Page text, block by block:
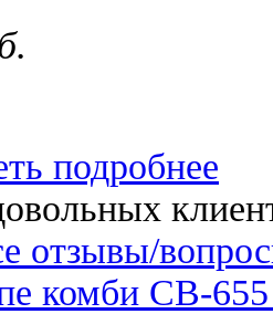
подробнее
отзывы/
комби СВ-